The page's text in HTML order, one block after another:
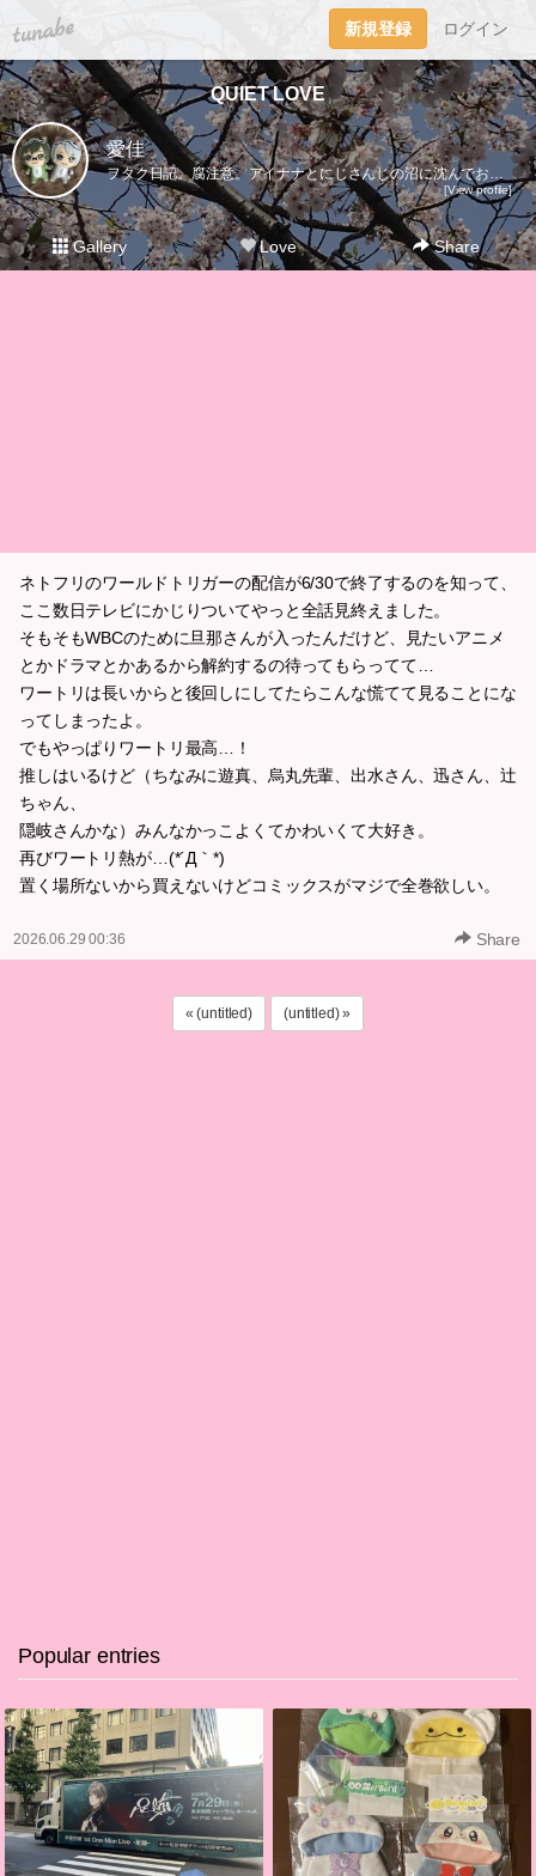
tuna.be 新規登録 ログイン
QUIET LOVE
愛佳
ヲタク日記。腐注意。アイナナとにじさんじの沼に沈んでおります。タイの俳優Bounくんファンのブロッコリー。BounPrem&UWMA・BUをこよなく愛してます。中国ドラマ「陳情令」「山河令」も好き。最推しキャラはアイドリッシュセブンの二階堂大和&八乙女楽。（トウマも好き）グラブルはランちゃん&パー様推し。【LOVE:アイナナ/グラブル/とうらぶ/文アル/K/Free!/うたプリ/Bプロ/薄桜鬼/黒バス/00/凪あす/ユーリ!!!】 2024.9/29ににじさんじを布教され、現在Noctyx＆VΔLZ推し。（ENの方が思い入れ強いかも。）2025年７月にZerpentsになり、その後BY THE BEAT箱推しに。にじさんじ（ENも含め）は上記の推し以外の配信もいろいろ見るようになりました。審神者であり司書でありマネージャーであり騎空士のオタク主腐。
[View profile]
Gallery Love Share
ネトフリのワールドトリガーの配信が6/30で終了するのを知って、
ここ数日テレビにかじりついてやっと全話見終えました。
そもそもWBCのために旦那さんが入ったんだけど、見たいアニメ
とかドラマとかあるから解約するの待ってもらってて…
ワートリは長いからと後回しにしてたらこんな慌てて見ることにな
ってしまったよ。
でもやっぱりワートリ最高…！
推しはいるけど（ちなみに遊真、烏丸先輩、出水さん、迅さん、辻
ちゃん、
隠岐さんかな）みんなかっこよくてかわいくて大好き。
再びワートリ熱が…(*´Д｀*)
置く場所ないから買えないけどコミックスがマジで全巻欲しい。
2026.06.29 00:36 Share
« (untitled) (untitled) »
Popular entries